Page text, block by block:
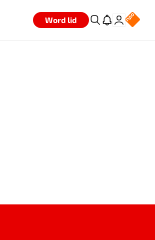
Word lid